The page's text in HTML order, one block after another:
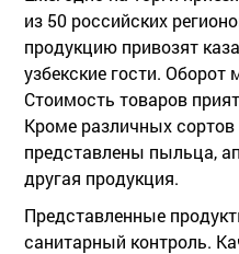
из 50 российских
продукцию привозят
узбекские гости.
Стоимость товаров
Кроме различных
представлены пыльца,
другая продукция.
Представленные
санитарный контроль.